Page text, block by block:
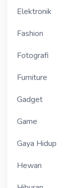
Elektronik
Fashion
Fotografi
Furniture
Gadget
Game
Gaya Hidup
Hewan